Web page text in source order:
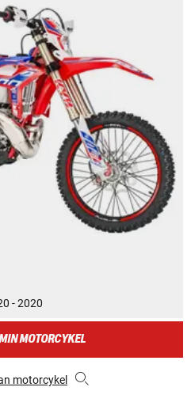
- 2020
MOTORCYKEL
motorcykel